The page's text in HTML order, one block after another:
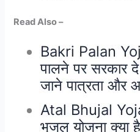
Read Also –
Bakri Palan
पालने पर सरकार
जाने पात्रता और
Atal Bhujal
भूजल योजना क्या